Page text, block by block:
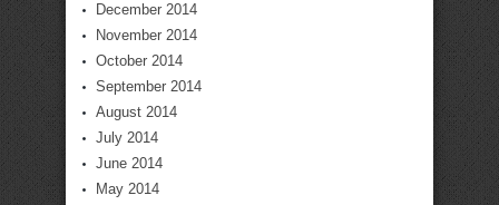
December 2014
November 2014
October 2014
September 2014
August 2014
July 2014
June 2014
May 2014